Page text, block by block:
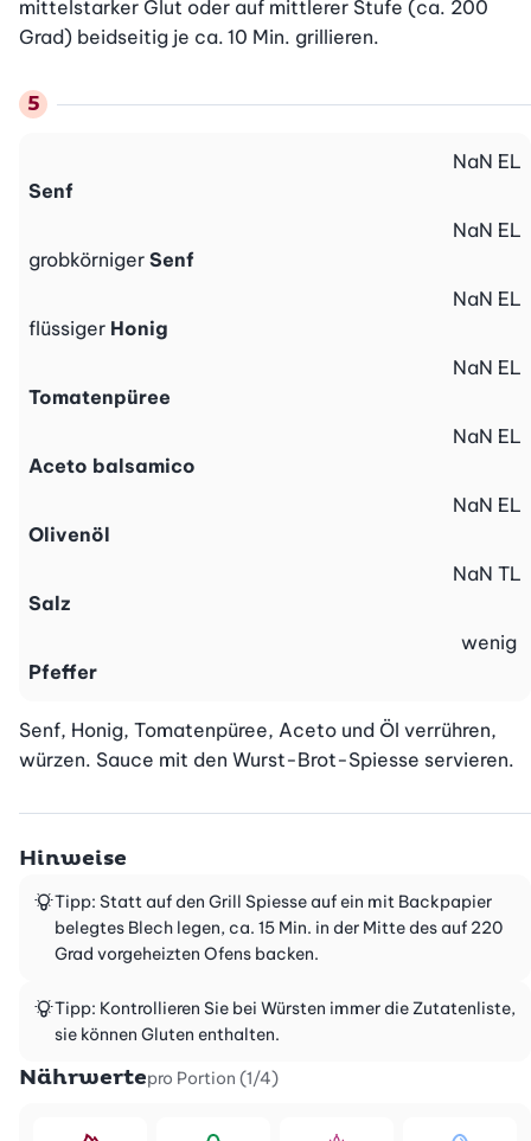
mittelstarker Glut oder auf mittlerer Stufe (ca. 200
Grad) beidseitig je ca. 10 Min. grillieren.
Senf
NaN EL
grobkörniger Senf
NaN EL
flüssiger Honig
NaN EL
Tomatenpüree
NaN EL
Aceto balsamico
NaN EL
Olivenöl
NaN EL
Salz
NaN TL
Pfeffer
wenig
Senf, Honig, Tomatenpüree, Aceto und Öl verrühren,
würzen. Sauce mit den Wurst-Brot-Spiesse servieren.
Hinweise
Tipp: Statt auf den Grill Spiesse auf ein mit Backpapier
belegtes Blech legen, ca. 15 Min. in der Mitte des auf 220
Grad vorgeheizten Ofens backen.
Tipp: Kontrollieren Sie bei Würsten immer die Zutatenliste,
sie können Gluten enthalten.
Nährwertepro Portion (1/4)